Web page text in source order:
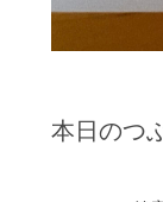
本日のつ